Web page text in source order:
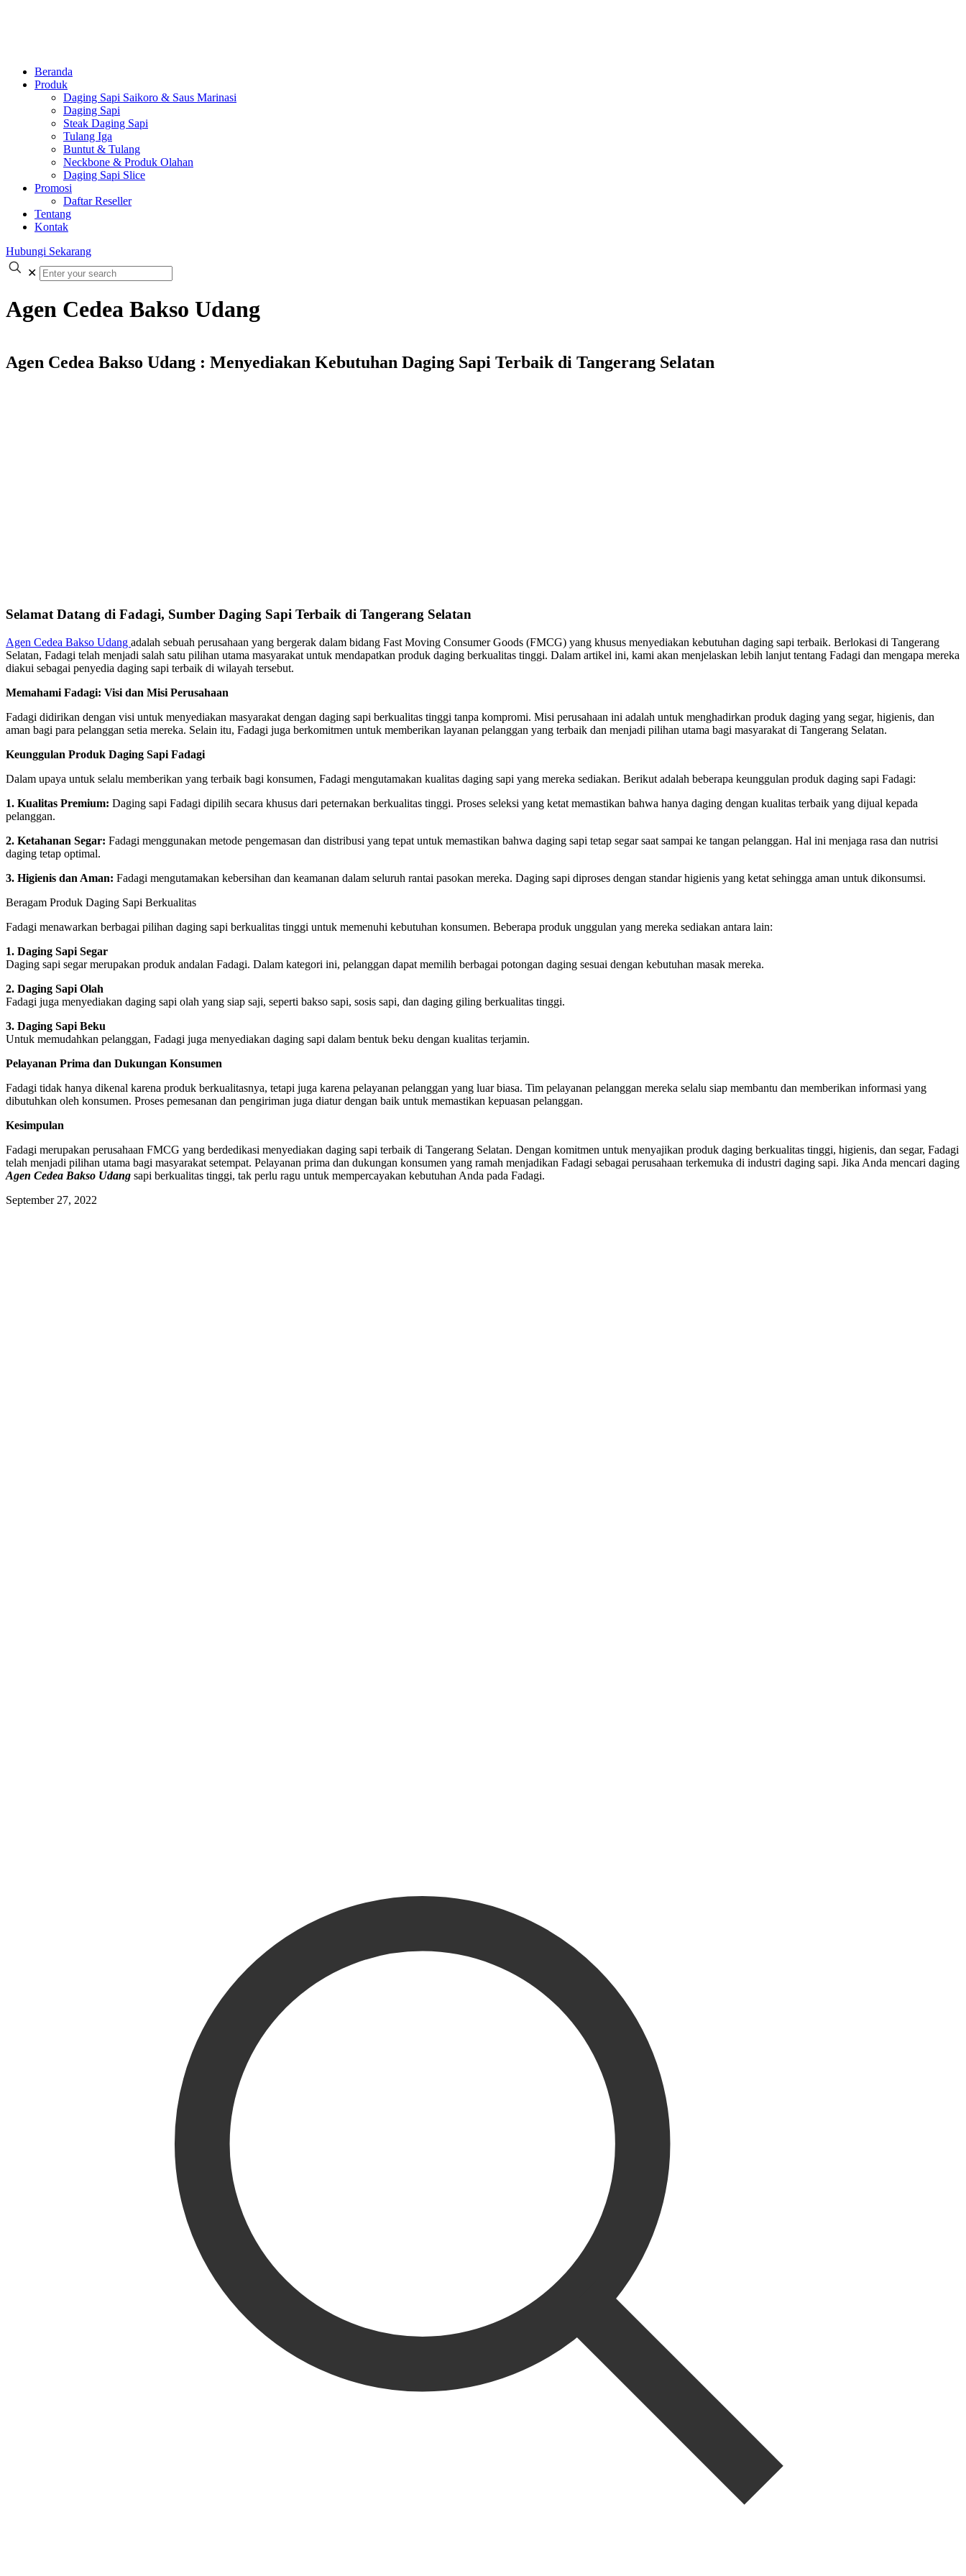
Beranda
Produk
Daging Sapi Saikoro & Saus Marinasi
Daging Sapi
Steak Daging Sapi
Tulang Iga
Buntut & Tulang
Neckbone & Produk Olahan
Daging Sapi Slice
Promosi
Daftar Reseller
Tentang
Kontak
Hubungi Sekarang
✕
Agen Cedea Bakso Udang
Agen Cedea Bakso Udang : Menyediakan Kebutuhan Daging Sapi Terbaik di Tangerang Selatan
Selamat Datang di Fadagi, Sumber Daging Sapi Terbaik di Tangerang Selatan
Agen Cedea Bakso Udang adalah sebuah perusahaan yang bergerak dalam bidang Fast Moving Consumer Goods (FMCG) yang khusus menyediakan kebutuhan daging sapi terbaik. Berlokasi di Tangerang
Selatan, Fadagi telah menjadi salah satu pilihan utama masyarakat untuk mendapatkan produk daging berkualitas tinggi. Dalam artikel ini, kami akan menjelaskan lebih lanjut tentang Fadagi dan mengapa mereka
diakui sebagai penyedia daging sapi terbaik di wilayah tersebut.
Memahami Fadagi: Visi dan Misi Perusahaan
Fadagi didirikan dengan visi untuk menyediakan masyarakat dengan daging sapi berkualitas tinggi tanpa kompromi. Misi perusahaan ini adalah untuk menghadirkan produk daging yang segar, higienis, dan
aman bagi para pelanggan setia mereka. Selain itu, Fadagi juga berkomitmen untuk memberikan layanan pelanggan yang terbaik dan menjadi pilihan utama bagi masyarakat di Tangerang Selatan.
Keunggulan Produk Daging Sapi Fadagi
Dalam upaya untuk selalu memberikan yang terbaik bagi konsumen, Fadagi mengutamakan kualitas daging sapi yang mereka sediakan. Berikut adalah beberapa keunggulan produk daging sapi Fadagi:
1. Kualitas Premium: Daging sapi Fadagi dipilih secara khusus dari peternakan berkualitas tinggi. Proses seleksi yang ketat memastikan bahwa hanya daging dengan kualitas terbaik yang dijual kepada
pelanggan.
2. Ketahanan Segar: Fadagi menggunakan metode pengemasan dan distribusi yang tepat untuk memastikan bahwa daging sapi tetap segar saat sampai ke tangan pelanggan. Hal ini menjaga rasa dan nutrisi
daging tetap optimal.
3. Higienis dan Aman: Fadagi mengutamakan kebersihan dan keamanan dalam seluruh rantai pasokan mereka. Daging sapi diproses dengan standar higienis yang ketat sehingga aman untuk dikonsumsi.
Beragam Produk Daging Sapi Berkualitas
Fadagi menawarkan berbagai pilihan daging sapi berkualitas tinggi untuk memenuhi kebutuhan konsumen. Beberapa produk unggulan yang mereka sediakan antara lain:
1. Daging Sapi Segar
Daging sapi segar merupakan produk andalan Fadagi. Dalam kategori ini, pelanggan dapat memilih berbagai potongan daging sesuai dengan kebutuhan masak mereka.
2. Daging Sapi Olah
Fadagi juga menyediakan daging sapi olah yang siap saji, seperti bakso sapi, sosis sapi, dan daging giling berkualitas tinggi.
3. Daging Sapi Beku
Untuk memudahkan pelanggan, Fadagi juga menyediakan daging sapi dalam bentuk beku dengan kualitas terjamin.
Pelayanan Prima dan Dukungan Konsumen
Fadagi tidak hanya dikenal karena produk berkualitasnya, tetapi juga karena pelayanan pelanggan yang luar biasa. Tim pelayanan pelanggan mereka selalu siap membantu dan memberikan informasi yang
dibutuhkan oleh konsumen. Proses pemesanan dan pengiriman juga diatur dengan baik untuk memastikan kepuasan pelanggan.
Kesimpulan
Fadagi merupakan perusahaan FMCG yang berdedikasi menyediakan daging sapi terbaik di Tangerang Selatan. Dengan komitmen untuk menyajikan produk daging berkualitas tinggi, higienis, dan segar, Fadagi
telah menjadi pilihan utama bagi masyarakat setempat. Pelayanan prima dan dukungan konsumen yang ramah menjadikan Fadagi sebagai perusahaan terkemuka di industri daging sapi. Jika Anda mencari daging
Agen Cedea Bakso Udang sapi berkualitas tinggi, tak perlu ragu untuk mempercayakan kebutuhan Anda pada Fadagi.
September 27, 2022